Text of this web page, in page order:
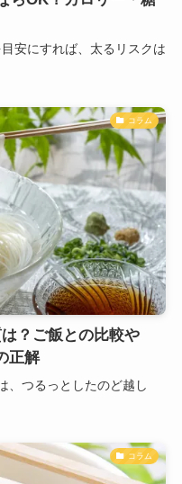
安にすれば、太るリスクは
コラム
？ご飯との比較や
正解
、つるっとしたのど越し
コラム